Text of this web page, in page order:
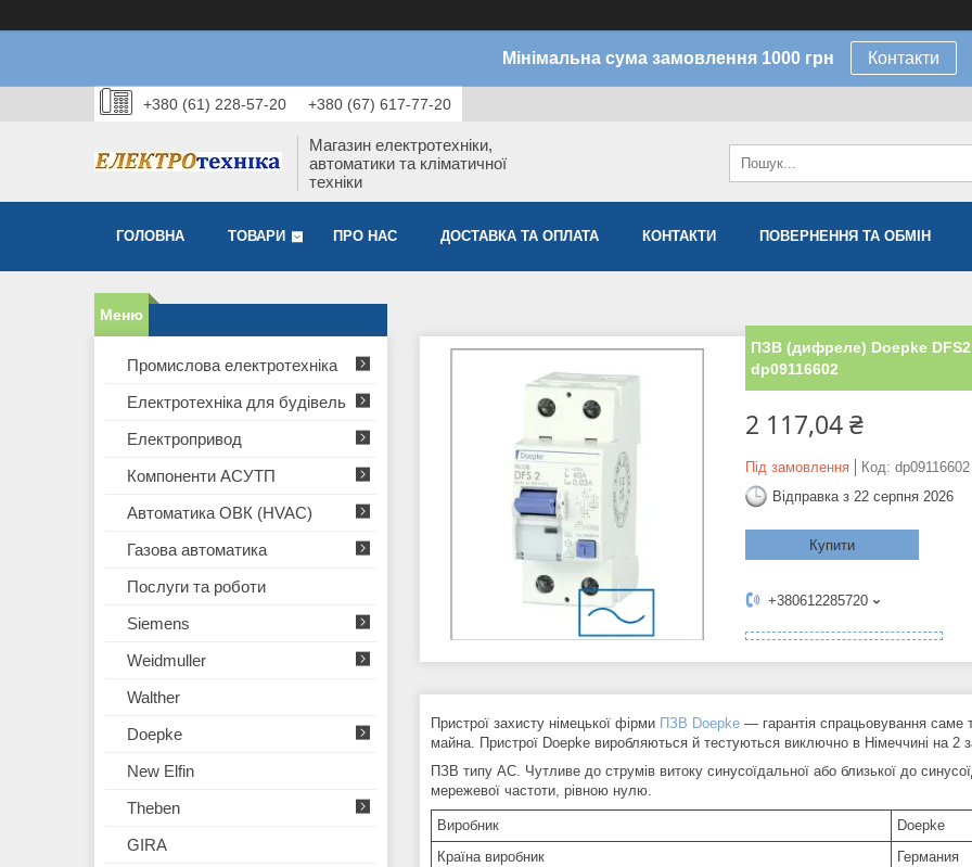
Мінімальна сума замовлення 1000 грн Контакти
+380 (61) 228-57-20 +380 (67) 617-77-20
Магазин електротехніки,
автоматики та кліматичної
техніки
ГОЛОВНА ТОВАРИ ПРО НАС ДОСТАВКА ТА ОПЛАТА КОНТАКТИ ПОВЕРНЕННЯ ТА ОБМІН
ПЗВ (дифреле) Doepke DFS2
dp09116602
2 117,04 ₴
Під замовлення Код: dp09116602
Відправка з 22 серпня 2026
Купити
+380612285720
Пристрої захисту німецької фірми ПЗВ Doepke — гарантія спрацьовування
майна. Пристрої Doepke виробляються й тестуються виключно в Німеччині на 2
ПЗВ типу АС. Чутливе до струмів витоку синусоїдальної або близької до
мережевої частоти, рівною нулю.
Виробник
Doepke
Країна виробник
Германия
Промислова електротехніка
Електротехніка для будівель
Електропривод
Компоненти АСУТП
Автоматика ОВК (HVAC)
Газова автоматика
Послуги та роботи
Siemens
Weidmuller
Walther
Doepke
New Elfin
Theben
GIRA